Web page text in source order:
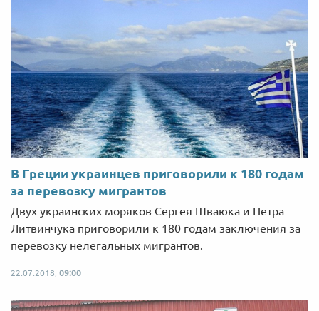
В Греции украинцев приговорили к 180 годам
за перевозку мигрантов
Двух украинских моряков Сергея Шваюка и Петра
Литвинчука приговорили к 180 годам заключения за
перевозку нелегальных мигрантов.
22.07.2018, 09:00